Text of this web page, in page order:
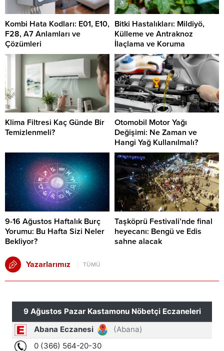
Kombi Hata Kodları: E01, E10,
F28, A7 Anlamları ve
Çözümleri
Bitki Hastalıkları: Mildiyö,
Külleme ve Antraknoz
İlaçlama ve Koruma
Klima Filtresi Kaç Günde Bir
Temizlenmeli?
Otomobil Motor Yağı
Değişimi: Ne Zaman ve
Hangi Yağ Kullanılmalı?
9-16 Ağustos Haftalık Burç
Yorumu: Bu Hafta Sizi Neler
Bekliyor?
Taşköprü Festivali’nde final
heyecanı: Bengü ve Edis
sahne alacak
Yazarlarımız TÜMÜ